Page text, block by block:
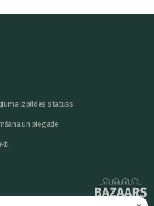
izpildes statuss
un piegāde